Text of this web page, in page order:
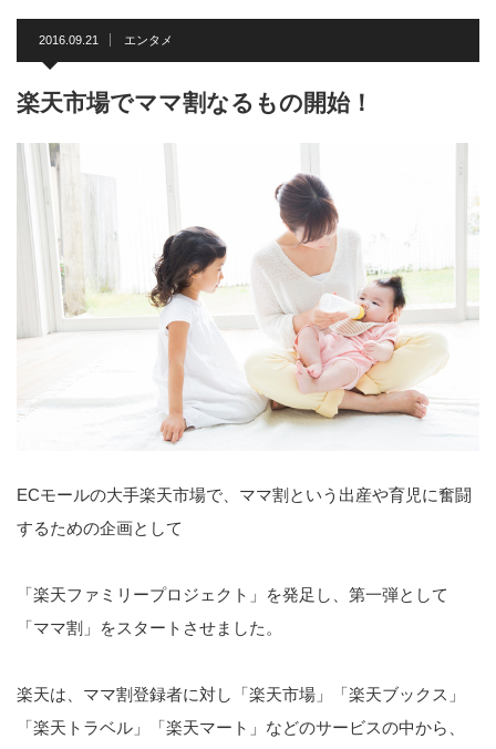
2016.09.21 エンタメ
楽天市場でママ割なるもの開始！
ECモールの大手楽天市場で、ママ割という出産や育児に奮闘
するための企画として
「楽天ファミリープロジェクト」を発足し、第一弾として
「ママ割」をスタートさせました。
楽天は、ママ割登録者に対し「楽天市場」「楽天ブックス」
「楽天トラベル」「楽天マート」などのサービスの中から、